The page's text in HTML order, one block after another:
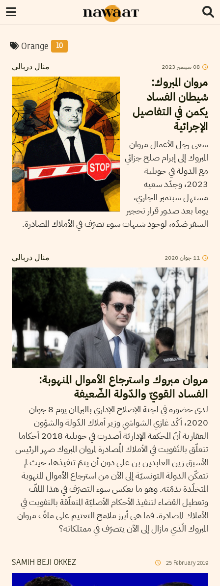
Orange 10
منال دربالي 08سبتمبر 2023
مروان المبروك:
شيطان الفساد
يكمن في التفاصيل
الإجرائية
سعى رجل الأعمال مروان
المبروك إلى إبرام صلح جزائي
مع الدولة في جويلية
2023، وجدّد سعيه
مستهل سبتمبر الجاري،
يوما بعد صدور قرار تحجير
السفر ضدّه، لوجود شبهات سوء تصرّف في الأملاك المصادرة.
منال دربالي 11 جوان2020
مروان مبروك واسترجاع الأموال المنهوبة:
الفساد القويّ والدّولة الضّعيفة
لدى حضوره في لجنة الإصلاح الإداري بالبرلمان يوم 8 جوان
2020، أكّد غازي الشواشي وزير أملاك الدّولة والشؤون
العقارية أنّ المحكمة الإداريّة أصدرت في جويلية 2018 أحكاما
تتعلّق بالتّفويت في الأملاك المُصادرة لمروان المبروك صهر الرئيس
الأسبق زين العابدين بن علي دون أن يتمّ تنفيذها، حيث لم
تتمكّن الدولة التونسيّة إلى الآن من استرجاع الأموال المنهوبة
المتخلّدة بذمّته. وهو ما يعكس سوء التصرّف في هذا الملفّ
وتعطيل القضاء لتنفيذ الأحكام الأصليّة المتعلّقة بالتفويت في
الأملاك المصادرة. فما هي أبرز ملامح التعتيم على ملفّ مروان
المبروك الّذي مازال إلى الآن يتصرّف في ممتلكاته؟
SAMIH BEJI OKKEZ 25 February 2019